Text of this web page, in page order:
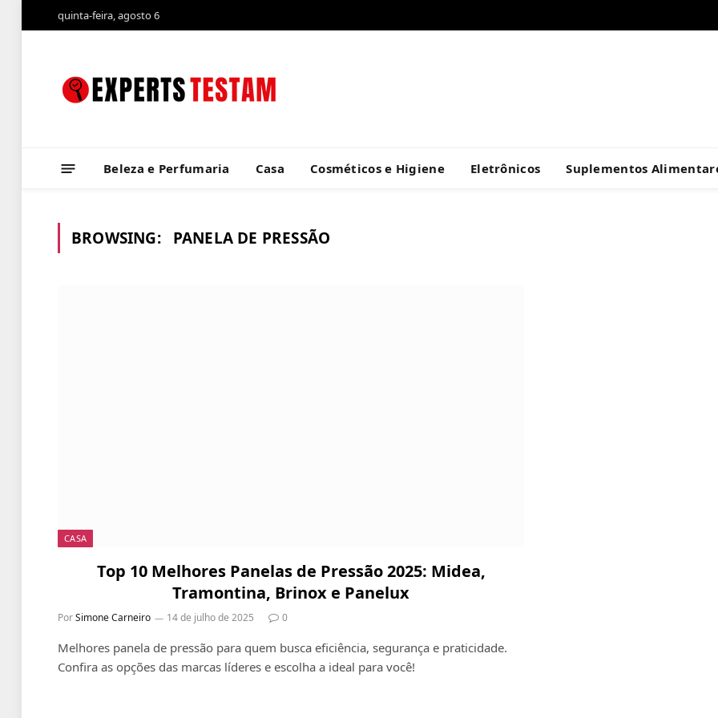
quinta-feira, agosto 6
Beleza e Perfumaria Casa Cosméticos e Higiene Eletrônicos Suplementos
BROWSING: PANELA DE PRESSÃO
CASA
Top 10 Melhores Panelas de Pressão 2025: Midea,
Tramontina, Brinox e Panelux
PorSimone Carneiro 14 de julho de 2025 0
Melhores panela de pressão para quem busca eficiência, segurança e praticidade.
Confira as opções das marcas líderes e escolha a ideal para você!